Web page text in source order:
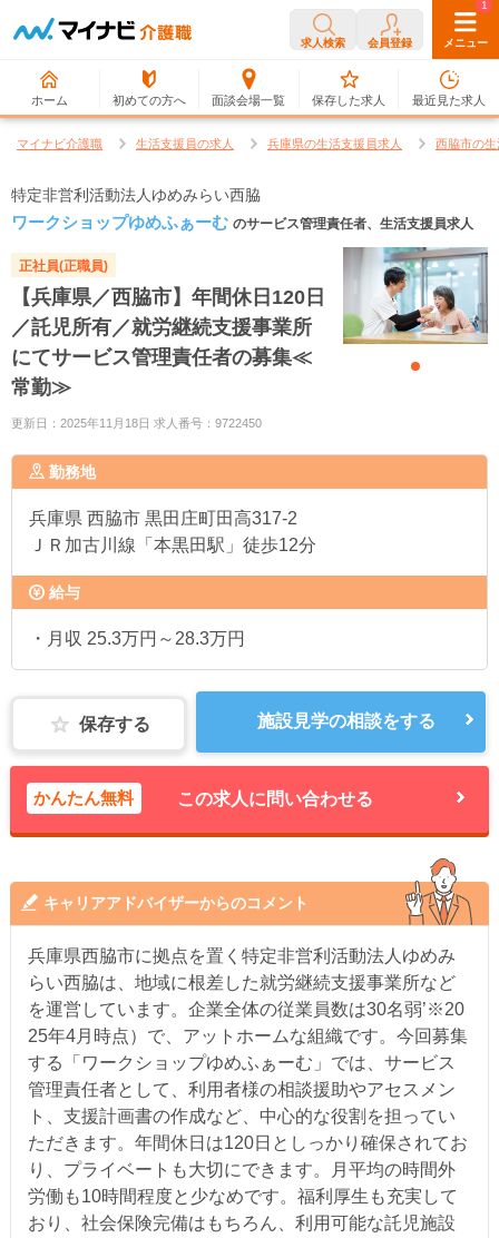
求人検索 会員登録 メニュー
ホーム 初めての方へ 面談会場一覧
0
保存した求人
1
最近見た求人
マイナビ介護職 生活支援員の求人 兵庫県の生活支援員求人 西脇市の
特定非営利活動法人ゆめみらい西脇
ワークショップゆめふぁーむ のサービス管理責任者、生活支援員求人
正社員(正職員)
【兵庫県／西脇市】年間休日120日
／託児所有／就労継続支援事業所
にてサービス管理責任者の募集≪
常勤≫
更新日：2025年11月18日 求人番号：9722450
勤務地
兵庫県 西脇市 黒田庄町田高317-2
ＪＲ加古川線「本黒田駅」徒歩12分
給与
・月収 25.3万円～28.3万円
保存する 施設見学の相談をする
かんたん無料 この求人に問い合わせる
キャリアアドバイザーからのコメント
兵庫県西脇市に拠点を置く特定非営利活動法人ゆめみ
らい西脇は、地域に根差した就労継続支援事業所など
を運営しています。企業全体の従業員数は30名弱’※20
25年4月時点）で、アットホームな組織です。今回募集
する「ワークショップゆめふぁーむ」では、サービス
管理責任者として、利用者様の相談援助やアセスメン
ト、支援計画書の作成など、中心的な役割を担ってい
ただきます。年間休日は120日としっかり確保されてお
り、プライベートも大切にできます。月平均の時間外
労働も10時間程度と少なめです。福利厚生も充実して
おり、社会保険完備はもちろん、利用可能な託児施設